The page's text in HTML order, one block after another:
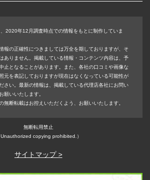
2020年12月調査時点での情報をもとに制作していま
報の正確性につきましては万全を期しておりますが、そ
ありません。掲載している情報・コンテンツ内容は、予
止となることがあります。また、各社の口コミや画像な
元を表記しておりますが現在はなくなっている可能性が
さい。最新の情報は、掲載している代理店各社にお問い
願いいたします。
無断転載はお控えいただくよう、お願いいたします。
無断転用禁止
Unauthorized copying prohibited.）
サイトマップ >